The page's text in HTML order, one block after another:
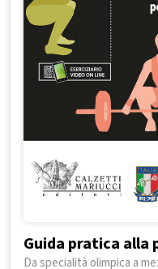
Guida pratica alla
Da specialità olimpica a